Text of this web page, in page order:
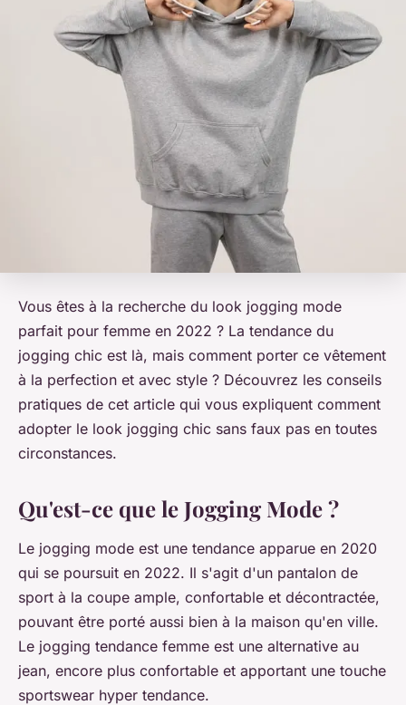
Vous êtes à la recherche du look jogging mode
parfait pour femme en 2022 ? La tendance du
jogging chic est là, mais comment porter ce vêtement
à la perfection et avec style ? Découvrez les conseils
pratiques de cet article qui vous expliquent comment
adopter le look jogging chic sans faux pas en toutes
circonstances.
Qu'est-ce que le Jogging Mode ?
Le jogging mode est une tendance apparue en 2020
qui se poursuit en 2022. Il s'agit d'un pantalon de
sport à la coupe ample, confortable et décontractée,
pouvant être porté aussi bien à la maison qu'en ville.
Le jogging tendance femme est une alternative au
jean, encore plus confortable et apportant une touche
sportswear hyper tendance.